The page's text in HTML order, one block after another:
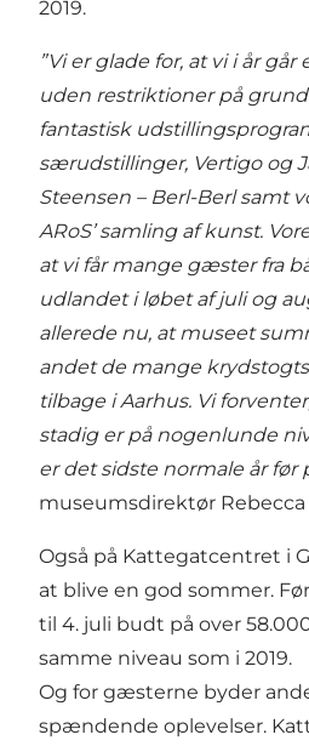
2019.
”Vi er glade for, at vi i år
uden restriktioner på grund
fantastisk
særudstillinger, Vertigo og
Steensen – Berl-Berl samt
ARoS’ samling af kunst.
at vi får mange gæster fra
udlandet i løbet af juli og
allerede nu, at museet
andet de mange
tilbage i Aarhus. Vi
stadig er på nogenlunde
er det sidste normale år før
museumsdirektør Rebecca
Også på Kattegatcentret i
at blive en god sommer.
til 4. juli budt på over
samme niveau som i 2019.
Og for gæsterne byder
spændende oplevelser.